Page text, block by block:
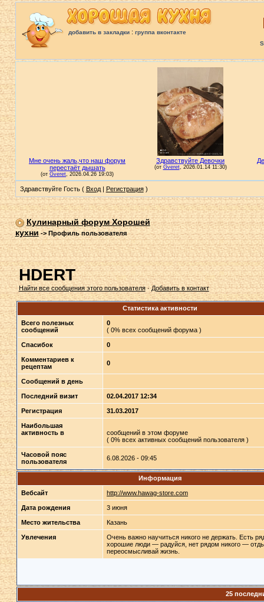
добавить в закладки: группа вконтакте
Здравствуйте Гость ( Вход| Регистрация)
Кулинарный форум Хорошей
кухни->Профиль пользователя
HDERT
Найти все сообщения этого пользователя·Добавить в контакт
Статистика активности
Всего полезных
сообщений
0
( 0% всех сообщений форума )
Спасибок 0
Комментариев к
рецептам
0
Сообщений в день
Последний визит 02.04.2017 12:34
Регистрация 31.03.2017
Наибольшая
активность в
сообщений в этом форуме
( 0% всех активных сообщений пользователя )
Часовой пояс
пользователя
6.08.2026 - 09:45
Информация
Вебсайт http://www.hawag-store.com
Дата рождения 3 июня
Место жительства Казань
Увлечения
Очень важно научиться никого не держать. Есть
хорошие люди — радуйся, нет рядом никого —
переосмысливай жизнь.
25